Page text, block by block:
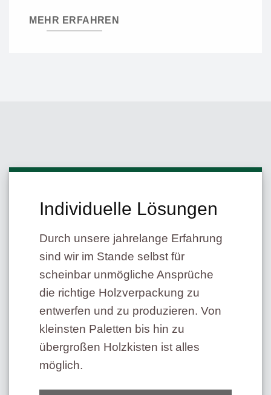
MEHR ERFAHREN
Individuelle Lösungen
Durch unsere jahrelange Erfahrung
sind wir im Stande selbst für
scheinbar unmögliche Ansprüche
die richtige Holzverpackung zu
entwerfen und zu produzieren. Von
kleinsten Paletten bis hin zu
übergroßen Holzkisten ist alles
möglich.